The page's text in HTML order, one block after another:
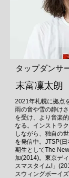
タップダンサ
末富凜太朗
2021年札幌に拠点
雨の音や雪の静け
を受け、より音楽
なる。インストラ
しながら、独自の
を発信中。JTSP(
期生としてThe
加(2014)。東京デ
スマスタイム!」
スウィングボーイズ